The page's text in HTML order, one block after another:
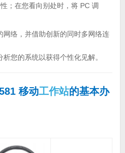
；在您看向别处时，将 PC 调
网络，并借助创新的同时多网络连
您的系统以获得个性化见解。
移动工作站的基本办